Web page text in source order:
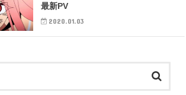
最新PV
2020.01.03